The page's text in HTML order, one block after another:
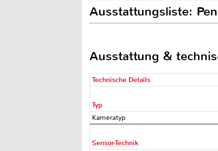
Ausstattungsliste:
Ausstattung &
Technische Details
Typ
Kameratyp
Sensor-Technik